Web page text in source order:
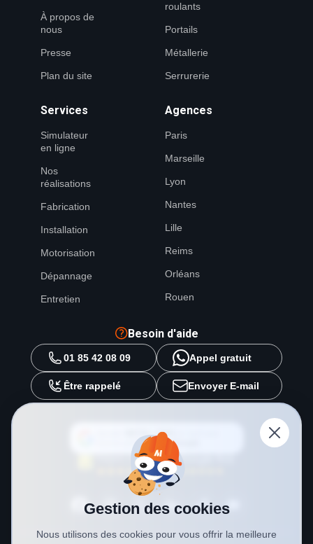
À propos de
nous
Presse
Plan du site
roulants
Portails
Métallerie
Serrurerie
Services
Simulateur
en ligne
Nos
réalisations
Fabrication
Installation
Motorisation
Dépannage
Entretien
Agences
Paris
Marseille
Lyon
Nantes
Lille
Reims
Orléans
Rouen
Besoin d'aide
01 85 42 08 09 Appel gratuit
Être rappelé Envoyer E-mail
METAL 2000
source préférée surGoogle
Gestion des cookies
Nous utilisons des cookies pour vous offrir la meilleure